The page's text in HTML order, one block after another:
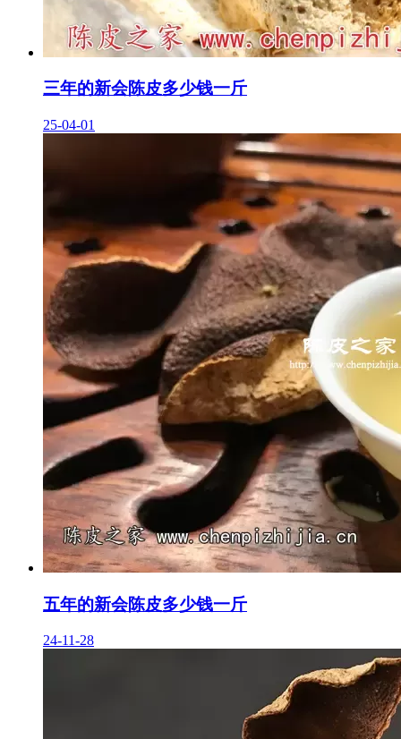
三年的新会陈皮多少钱一斤
25-04-01
五年的新会陈皮多少钱一斤
24-11-28